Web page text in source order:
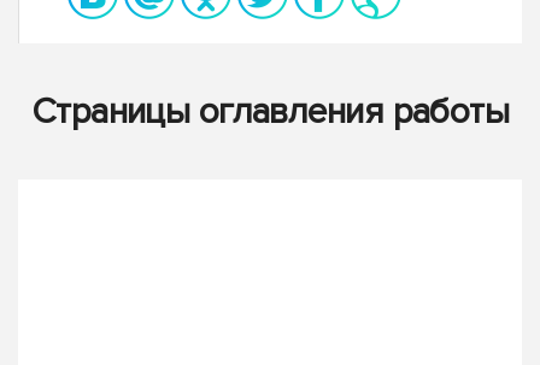
Страницы оглавления работы